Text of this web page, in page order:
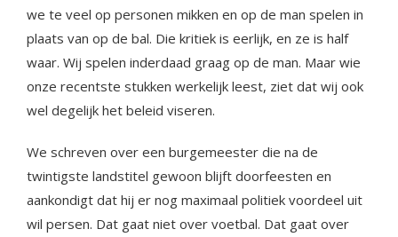
we te veel op personen mikken en op de man spelen in
plaats van op de bal. Die kritiek is eerlijk, en ze is half
waar. Wij spelen inderdaad graag op de man. Maar wie
onze recentste stukken werkelijk leest, ziet dat wij ook
wel degelijk het beleid viseren.
We schreven over een burgemeester die na de
twintigste landstitel gewoon blijft doorfeesten en
aankondigt dat hij er nog maximaal politiek voordeel uit
wil persen. Dat gaat niet over voetbal. Dat gaat over